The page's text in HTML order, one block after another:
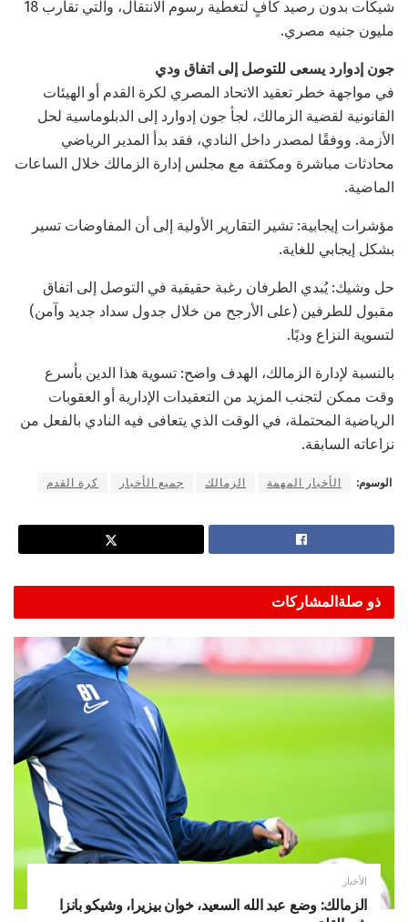
شيكات بدون رصيد كافٍ لتغطية رسوم الانتقال، والتي تقارب 18
مليون جنيه مصري.
جون إدوارد يسعى للتوصل إلى اتفاق ودي
في مواجهة خطر تعقيد الاتحاد المصري لكرة القدم أو الهيئات
القانونية لقضية الزمالك، لجأ جون إدوارد إلى الدبلوماسية لحل
الأزمة. ووفقًا لمصدر داخل النادي، فقد بدأ المدير الرياضي
محادثات مباشرة ومكثفة مع مجلس إدارة الزمالك خلال الساعات
الماضية.
مؤشرات إيجابية: تشير التقارير الأولية إلى أن المفاوضات تسير
بشكل إيجابي للغاية.
حل وشيك: يُبدي الطرفان رغبة حقيقية في التوصل إلى اتفاق
مقبول للطرفين (على الأرجح من خلال جدول سداد جديد وآمن)
لتسوية النزاع وديًا.
بالنسبة لإدارة الزمالك، الهدف واضح: تسوية هذا الدين بأسرع
وقت ممكن لتجنب المزيد من التعقيدات الإدارية أو العقوبات
الرياضية المحتملة، في الوقت الذي يتعافى فيه النادي بالفعل من
نزاعاته السابقة.
الوسوم: الأخبار المهمة الزمالك جميع الأخبار كرة القدم
ذو صلةالمشاركات
الأخبار
الزمالك: وضع عبد الله السعيد، خوان بيزيرا، وشيكو بانزا